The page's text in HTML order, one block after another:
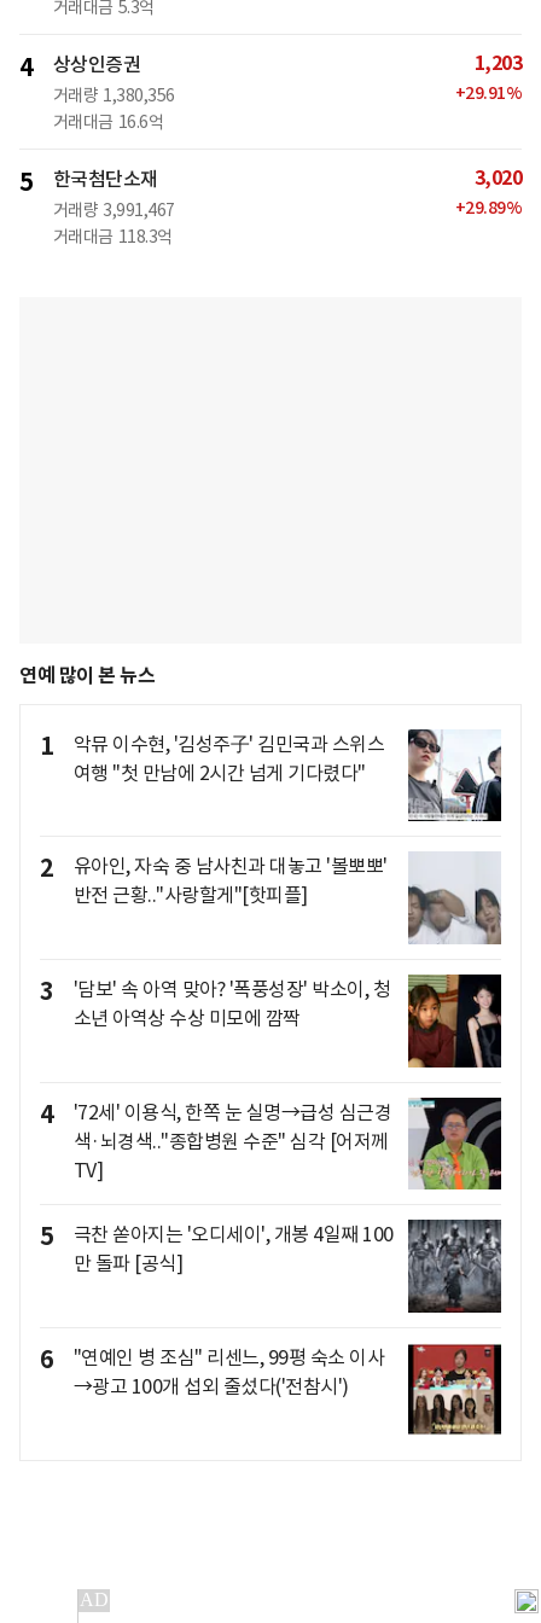
거래대금 5.3억
4 상상인증권
거래량 1,380,356
거래대금 16.6억
1,203
+29.91%
5 한국첨단소재
거래량 3,991,467
거래대금 118.3억
3,020
+29.89%
연예 많이 본 뉴스
1
악뮤 이수현, '김성주子' 김민국과 스위스
여행 "첫 만남에 2시간 넘게 기다렸다"
2
유아인, 자숙 중 남사친과 대놓고 '볼뽀뽀'
반전 근황.."사랑할게"[핫피플]
3
'담보' 속 아역 맞아? '폭풍성장' 박소이, 청
소년 아역상 수상 미모에 깜짝
4
'72세' 이용식, 한쪽 눈 실명→급성 심근경
색·뇌경색.."종합병원 수준" 심각 [어저께
TV]
5
극찬 쏟아지는 '오디세이', 개봉 4일째 100
만 돌파 [공식]
6
"연예인 병 조심" 리센느, 99평 숙소 이사
→광고 100개 섭외 줄섰다('전참시')